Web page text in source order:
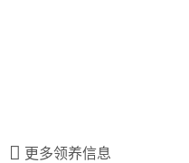
更多领养信息